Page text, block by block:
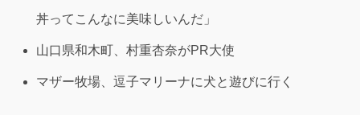
丼ってこんなに美味しいんだ」
山口県和木町、村重杏奈がPR大使
マザー牧場、逗子マリーナに犬と遊びに行く